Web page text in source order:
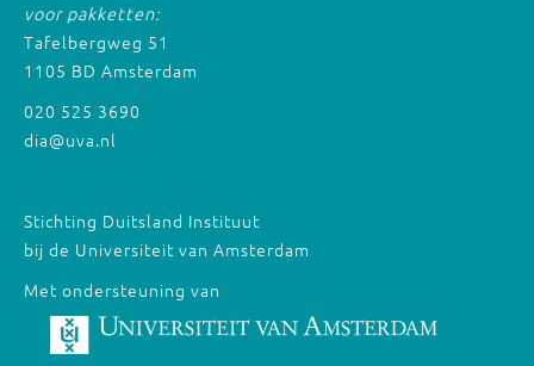
voor pakketten:
Tafelbergweg 51
1105 BD Amsterdam
020 525 3690
dia@uva.nl
Stichting Duitsland Instituut
bij de Universiteit van Amsterdam
Met ondersteuning van